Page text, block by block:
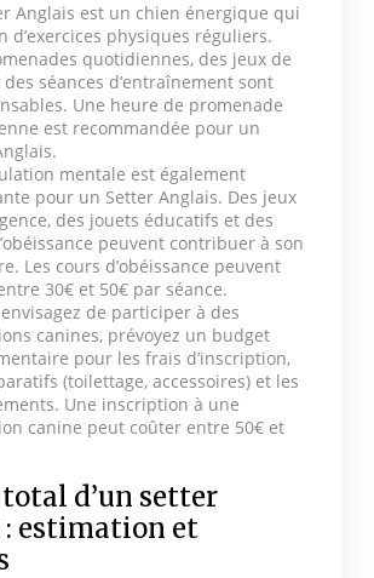
Anglais est un chien énergique qui
d’exercices physiques réguliers.
quotidiennes, des jeux de
séances d’entraînement sont
Une heure de promenade
est recommandée pour un
mentale est également
pour un Setter Anglais. Des jeux
des jouets éducatifs et des
peuvent contribuer à son
Les cours d’obéissance peuvent
30€ et 50€ par séance.
de participer à des
canines, prévoyez un budget
pour les frais d’inscription,
(toilettage, accessoires) et les
Une inscription à une
canine peut coûter entre 50€ et
d’un setter
estimation et